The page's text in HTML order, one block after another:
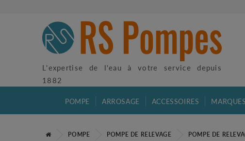
L'expertise de l'eau à votre service depuis
1882
POMPE ARROSAGE ACCESSOIRES MARQUES
POMPE POMPE DE RELEVAGE POMPE DE